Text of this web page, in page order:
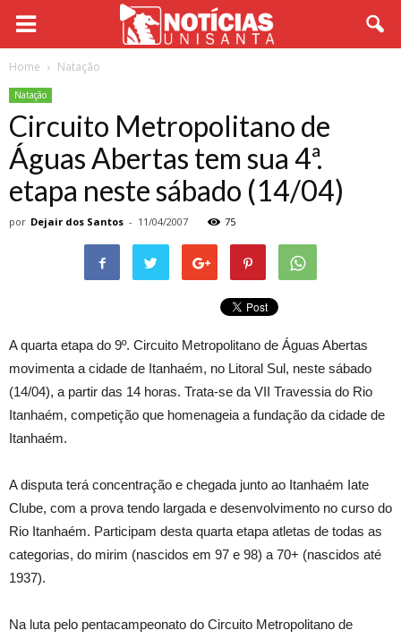
Home Natação
Natação
Circuito Metropolitano de
Águas Abertas tem sua 4ª.
etapa neste sábado (14/04)
por Dejair dos Santos - 11/04/2007 75
A quarta etapa do 9º. Circuito Metropolitano de Águas Abertas
movimenta a cidade de Itanhaém, no Litoral Sul, neste sábado
(14/04), a partir das 14 horas. Trata-se da VII Travessia do Rio
Itanhaém, competição que homenageia a fundação da cidade de
Itanhaém.
A disputa terá concentração e chegada junto ao Itanhaém Iate
Clube, com a prova tendo largada e desenvolvimento no curso do
Rio Itanhaém. Participam desta quarta etapa atletas de todas as
categorias, do mirim (nascidos em 97 e 98) a 70+ (nascidos até
1937).
Na luta pelo pentacampeonato do Circuito Metropolitano de